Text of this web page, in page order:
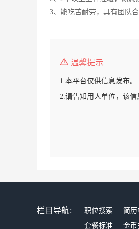
3、能吃苦耐劳，具有团队合
温馨提示
1.本平台仅供信息发布。
2.请告知用人单位，该信
栏目导航: 职位搜索 简历
套餐标准
金币